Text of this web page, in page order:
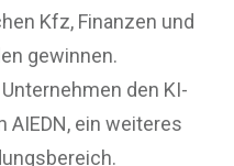
Kfz, Finanzen und
gewinnen.
den KI-
ein weiteres